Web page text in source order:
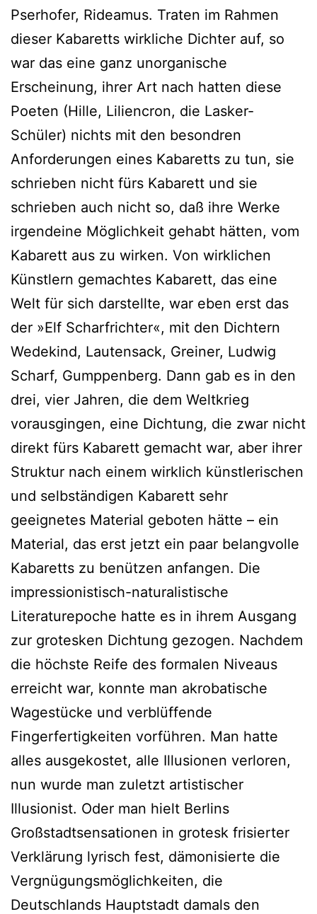
Pserhofer, Rideamus. Traten im Rahmen
dieser Kabaretts wirkliche Dichter auf, so
war das eine ganz unorganische
Erscheinung, ihrer Art nach hatten diese
Poeten (Hille, Liliencron, die Lasker-
Schüler) nichts mit den besondren
Anforderungen eines Kabaretts zu tun, sie
schrieben nicht fürs Kabarett und sie
schrieben auch nicht so, daß ihre Werke
irgendeine Möglichkeit gehabt hätten, vom
Kabarett aus zu wirken. Von wirklichen
Künstlern gemachtes Kabarett, das eine
Welt für sich darstellte, war eben erst das
der »Elf Scharfrichter«, mit den Dichtern
Wedekind, Lautensack, Greiner, Ludwig
Scharf, Gumppenberg. Dann gab es in den
drei, vier Jahren, die dem Weltkrieg
vorausgingen, eine Dichtung, die zwar nicht
direkt fürs Kabarett gemacht war, aber ihrer
Struktur nach einem wirklich künstlerischen
und selbständigen Kabarett sehr
geeignetes Material geboten hätte – ein
Material, das erst jetzt ein paar belangvolle
Kabaretts zu benützen anfangen. Die
impressionistisch-naturalistische
Literaturepoche hatte es in ihrem Ausgang
zur grotesken Dichtung gezogen. Nachdem
die höchste Reife des formalen Niveaus
erreicht war, konnte man akrobatische
Wagestücke und verblüffende
Fingerfertigkeiten vorführen. Man hatte
alles ausgekostet, alle Illusionen verloren,
nun wurde man zuletzt artistischer
Illusionist. Oder man hielt Berlins
Großstadtsensationen in grotesk frisierter
Verklärung lyrisch fest, dämonisierte die
Vergnügungsmöglichkeiten, die
Deutschlands Hauptstadt damals den